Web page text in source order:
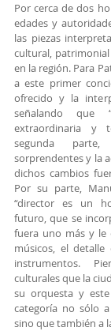
Por cerca de dos
edades y
las piezas
cultural,
en la región. Para
a este primer
ofrecido y la
señalando que
extraordinaria y
segunda
sorprendentes y la
dichos cambios
Por su parte,
“director es un
futuro, que se
fuera uno más y le
músicos, el
instrumentos.
culturales que la
su orquesta y
categoría no sólo
sino que también a